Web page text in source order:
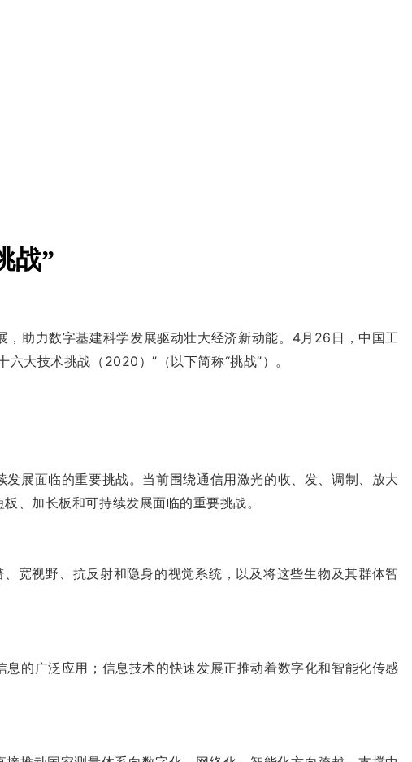
战”
助力数字基建科学发展驱动壮大经济新动能。4月26日，中国工
大技术挑战（2020）”（以下简称“挑战”）。
展面临的重要挑战。当前围绕通信用激光的收、发、调制、放大
、加长板和可持续发展面临的重要挑战。
宽视野、抗反射和隐身的视觉系统，以及将这些生物及其群体智
的广泛应用；信息技术的快速发展正推动着数字化和智能化传感